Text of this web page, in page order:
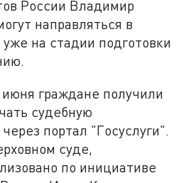
России Владимир
направляться в
на стадии подготовки
граждане получили
судебную
портал "Госуслуги".
суде,
по инициативе